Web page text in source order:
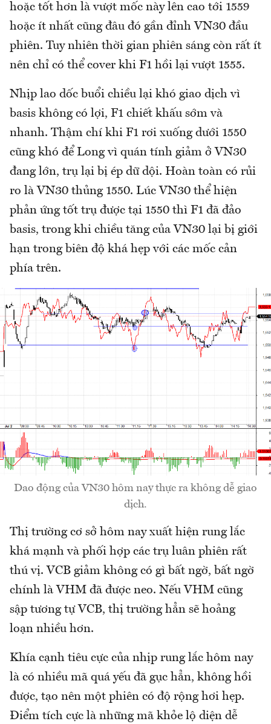
hoặc tốt hơn là vượt mốc này lên cao tới 1559
hoặc ít nhất cũng đâu đó gần đỉnh VN30 đầu
phiên. Tuy nhiên thời gian phiên sáng còn rất ít
nên chỉ có thể cover khi F1 hồi lại vượt 1555.
Nhịp lao dốc buổi chiều lại khó giao dịch vì
basis không có lợi, F1 chiết khấu sớm và
nhanh. Thậm chí khi F1 rơi xuống dưới 1550
cũng khó để Long vì quán tính giảm ở VN30
đang lớn, trụ lại bị ép dữ dội. Hoàn toàn có rủi
ro là VN30 thủng 1550. Lúc VN30 thể hiện
phản ứng tốt trụ được tại 1550 thì F1 đã đảo
basis, trong khi chiều tăng của VN30 lại bị giới
hạn trong biên độ khá hẹp với các mốc cản
phía trên.
Dao động của VN30 hôm nay thực ra không dễ giao
dịch.
Thị trường cơ sở hôm nay xuất hiện rung lắc
khá mạnh và phối hợp các trụ luân phiên rất
thú vị. VCB giảm không có gì bất ngờ, bất ngờ
chính là VHM đã được neo. Nếu VHM cũng
sập tương tự VCB, thị trường hẳn sẽ hoảng
loạn nhiều hơn.
Khía cạnh tiêu cực của nhịp rung lắc hôm nay
là có nhiều mã quá yếu đã gục hẳn, không hồi
được, tạo nên một phiên có độ rộng hơi hẹp.
Điểm tích cực là những mã khỏe lộ diện dễ